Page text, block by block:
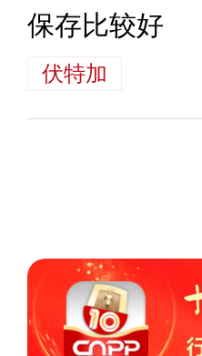
保存比较好
伏特加